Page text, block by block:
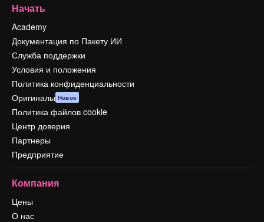
Начать
Academy
Документация по Пакету ИИ
Служба поддержки
Условия и положения
Политика конфиденциальности
Оригиналы Новое
Политика файлов cookie
Центр доверия
Партнеры
Предприятие
Компания
Цены
О нас